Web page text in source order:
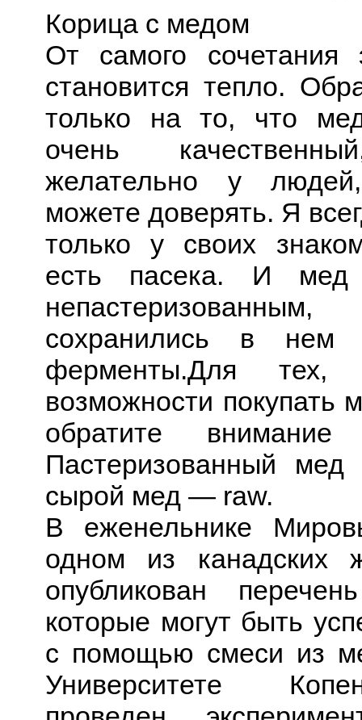
Корица с медом
От самого сочетания
становится тепло.
только на то, что
очень
желательно у
можете доверять. Я
только у своих
есть пасека. И
сохранились в нем
ферменты.Для
возможности покупать
обратите внимание
Пастеризованный
сырой мед — raw.
В еженельнике
одном из канадских
опубликован
которые могут быть
с помощью смеси из
Университете